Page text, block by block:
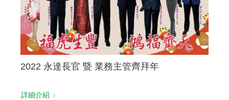
2022 永達長官 暨 業務主管齊拜年
詳細介紹